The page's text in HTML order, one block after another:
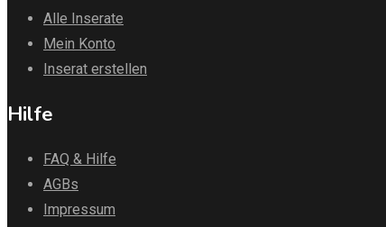
Alle Inserate
Mein Konto
Inserat erstellen
Hilfe
FAQ & Hilfe
AGBs
Impressum